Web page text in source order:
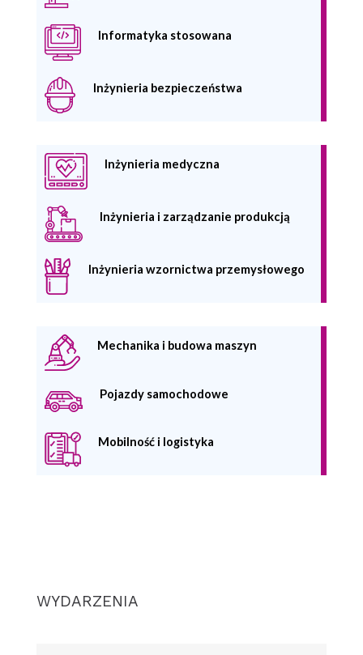
Informatyka stosowana
Inżynieria bezpieczeństwa
Inżynieria medyczna
Inżynieria i zarządzanie produkcją
Inżynieria wzornictwa przemysłowego
Mechanika i budowa maszyn
Pojazdy samochodowe
Mobilność i logistyka
WYDARZENIA